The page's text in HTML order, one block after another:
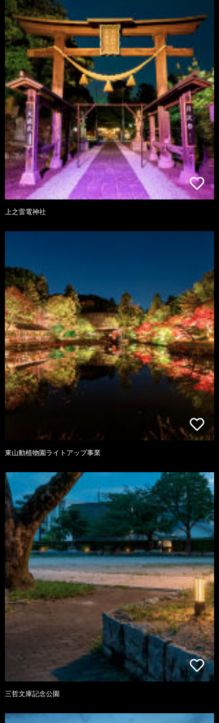
上之雷電神社
東山動植物園ライトアップ事業
三哲文庫記念公園